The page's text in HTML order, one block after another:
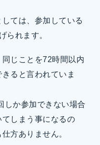
ては、参加している
られます。
じことを72時間以内
ると言われていま
しか参加できない場合
しまう事になるの
方ありません。